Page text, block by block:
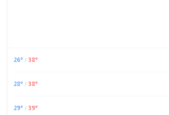
38°
/
26°
38°
/
28°
39°
/
29°